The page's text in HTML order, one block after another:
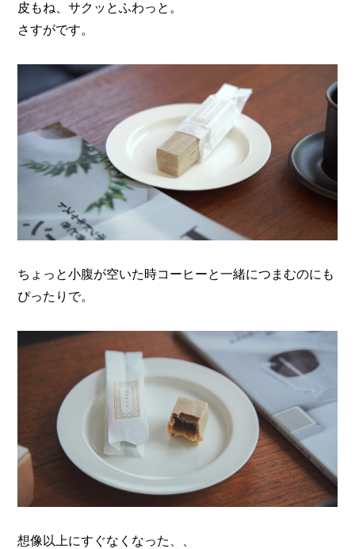
皮もね、サクッとふわっと。
さすがです。
ちょっと小腹が空いた時コーヒーと一緒につまむのにも
ぴったりで。
想像以上にすぐなくなった、、